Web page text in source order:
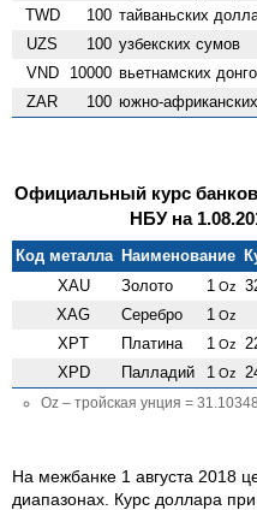
TWD 100 тайваньских
UZS 100 узбекских сумов
VND 10000 вьетнамских
ZAR 100 южно-
Официальный курс
НБУ на
Код металла Наименование
XAU
Золото 1 Oz
XAG Серебро 1 Oz
XPT Платина 1 Oz
XPD Палладий 1 Oz
Oz – тройская унция =
На межбанке 1 августа 2018
диапазонах. Курс доллара